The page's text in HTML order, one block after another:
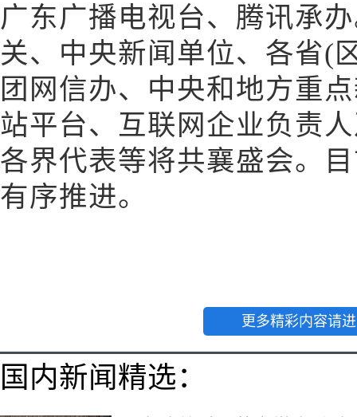
广东广播电视台、腾讯承
关、中央新闻单位、各省(
团网信办、中央和地方重
站平台、互联网企业负责
各界代表等将共襄盛会。
有序推进。
更多精彩内容请
国内新闻精选：